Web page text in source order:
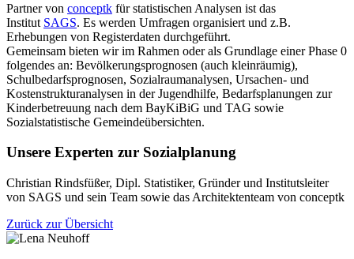
Partner von conceptk für statistischen Analysen ist das
Institut SAGS. Es werden Umfragen organisiert und z.B.
Erhebungen von Registerdaten durchgeführt.
Gemeinsam bieten wir im Rahmen oder als Grundlage einer Phase 0
folgendes an: Bevölkerungsprognosen (auch kleinräumig),
Schulbedarfsprognosen, Sozialraumanalysen, Ursachen- und
Kostenstrukturanalysen in der Jugendhilfe, Bedarfsplanungen zur
Kinderbetreuung nach dem BayKiBiG und TAG sowie
Sozialstatistische Gemeindeübersichten.
Unsere Experten zur Sozialplanung
Christian Rindsfüßer, Dipl. Statistiker, Gründer und Institutsleiter
von SAGS und sein Team sowie das Architektenteam von conceptk
Zurück zur Übersicht